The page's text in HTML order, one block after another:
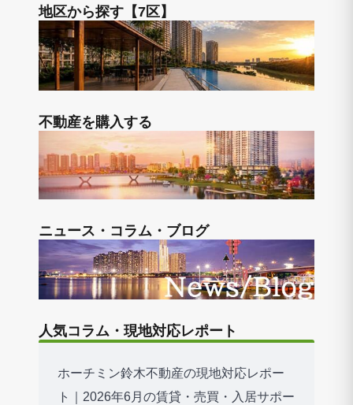
地区から探す【7区】
不動産を購入する
ニュース・コラム・ブログ
人気コラム・現地対応レポート
ホーチミン鈴木不動産の現地対応レポー
ト｜2026年6月の賃貸・売買・入居サポー